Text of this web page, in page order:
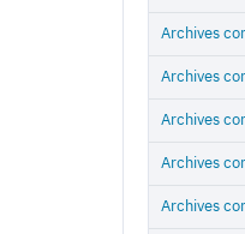
Archives
Archives
Archives
Archives
Archives